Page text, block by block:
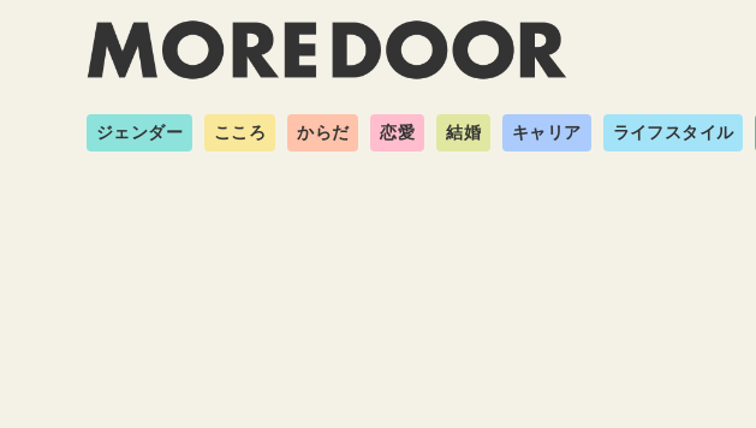
ジェンダー こころ からだ 恋愛 結婚 キャリア ライフスタイル